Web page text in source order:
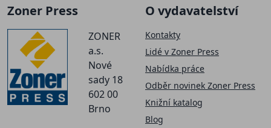
Zoner Press
ZONER
a.s.
Nové
sady 18
602 00
Brno
O vydavatelství
Kontakty
Lidé v Zoner Press
Nabídka práce
Odběr novinek Zoner Press
Knižní katalog
Blog